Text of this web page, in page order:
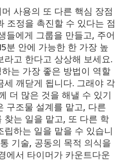
사용의 또 다른 핵심 장점
조정을 촉진할 수 있다는 점
들에게 그룹을 만들고, 주어
분 안에 가능한 한 가장 높
라고 한다고 상상해 보세요.
는 가장 좋은 방법이 역할
세 깨닫게 됩니다. 그래야 각
더 많은 것을 해낼 수 있기
구조물 설계를 맡고, 다른
찾는 일을 맡고, 또 다른 학
립하는 일을 맡을 수 있습니
기술, 공동의 목적 의식을
에서 타이머가 카운트다운